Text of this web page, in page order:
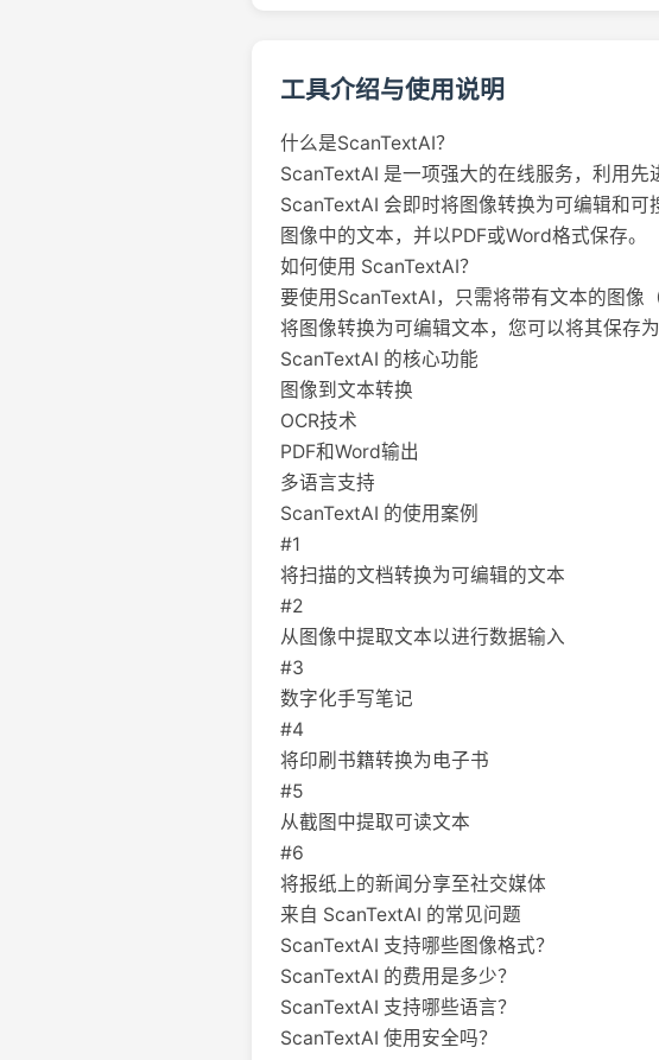
工具介绍与使用说明
什么是ScanTextAI？
ScanTextAI 是一项强大的在线服务，利用先
ScanTextAI 会即时将图像转换为可编辑和
图像中的文本，并以PDF或Word格式保存。
如何使用 ScanTextAI？
要使用ScanTextAI，只需将带有文本的图像
将图像转换为可编辑文本，您可以将其保存为
ScanTextAI 的核心功能
图像到文本转换
OCR技术
PDF和Word输出
多语言支持
ScanTextAI 的使用案例
#1
将扫描的文档转换为可编辑的文本
#2
从图像中提取文本以进行数据输入
#3
数字化手写笔记
#4
将印刷书籍转换为电子书
#5
从截图中提取可读文本
#6
将报纸上的新闻分享至社交媒体
来自 ScanTextAI 的常见问题
ScanTextAI 支持哪些图像格式？
ScanTextAI 的费用是多少？
ScanTextAI 支持哪些语言？
ScanTextAI 使用安全吗？